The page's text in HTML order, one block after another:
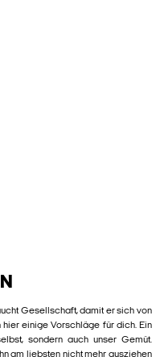
Gesellschaft, damit er sich von
einige Vorschläge für dich. Ein
sondern auch unser Gemüt.
am liebsten nicht mehr ausziehen